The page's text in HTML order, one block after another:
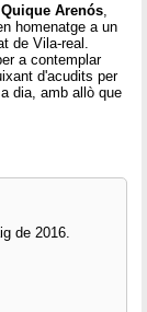
Quique Arenós
homenatge a un
de Vila-real.
a contemplar
d'acudits per
dia, amb allò que
de 2016.